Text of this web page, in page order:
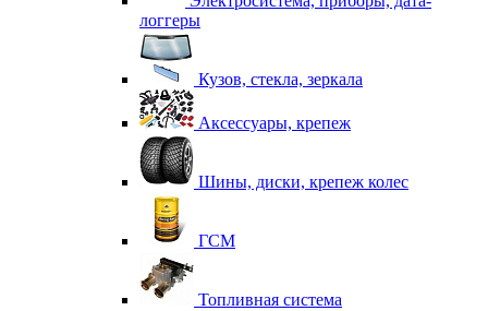
логгеры
Кузов, стекла, зеркала
Аксессуары, крепеж
Шины, диски, крепеж колес
ГСМ
Топливная система